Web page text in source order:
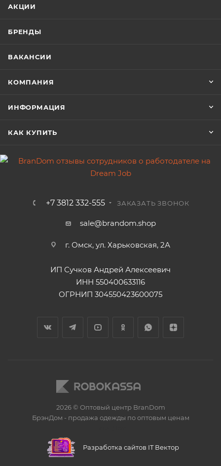
АКЦИИ
БРЕНДЫ
ВАКАНСИИ
КОМПАНИЯ
ИНФОРМАЦИЯ
КАК КУПИТЬ
+7 3812 332-555 ЗАКАЗАТЬ ЗВОНОК
sale@brandom.shop
г. Омск, ул. Харьковская, 2А
ИП Сучков Андрей Алексеевич
ИНН 550400633116
ОГРНИП 304550423600075
2026 © Оптовый центр BranDom
БрэнДом - продажа одежды по оптовым ценам
Разработка сайтов IT Вектор